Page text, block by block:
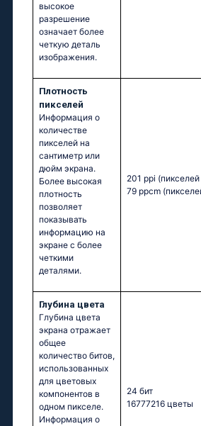
высокое
разрешение
означает более
четкую деталь
изображения.
Плотность
пикселей
Информация о
количестве
пикселей на
сантиметр или
дюйм экрана.
Более высокая
плотность
позволяет
показывать
информацию на
экране с более
четкими
деталями.
201 ppi
79 ppcm
Глубина цвета
Глубина цвета
экрана отражает
общее
количество битов,
использованных
для цветовых
компонентов в
одном пикселе.
Информация о
24 бит
16777216 цветы